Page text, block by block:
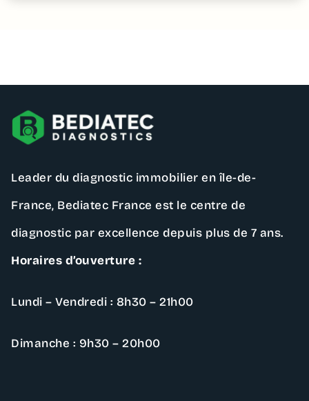
Leader du diagnostic immobilier en île-de-
France, Bediatec France est le centre de
diagnostic par excellence depuis plus de 7 ans.
Horaires d’ouverture :
Lundi – Vendredi : 8h30 – 21h00
Dimanche : 9h30 – 20h00